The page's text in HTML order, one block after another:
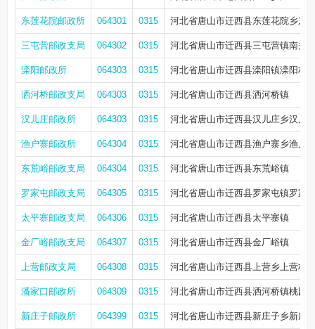
东莲花院邮政所 064301 0315 河北省唐山市迁西县东莲花院乡东
三屯营邮政支局 064302 0315 河北省唐山市迁西县三屯营镇南关
滦阳邮政所 064303 0315 河北省唐山市迁西县滦阳镇滦阳村
洒河桥邮政支局 064303 0315 河北省唐山市迁西县洒河桥镇
汉儿庄邮政所 064303 0315 河北省唐山市迁西县汉儿庄乡汉儿
渔户寨邮政所 064304 0315 河北省唐山市迁西县渔户寨乡渔户
东荒峪邮政支局 064304 0315 河北省唐山市迁西县东荒峪镇
罗家屯邮政支局 064305 0315 河北省唐山市迁西县罗家屯镇罗家
太平寨邮政支局 064306 0315 河北省唐山市迁西县太平寨镇
金厂峪邮政支局 064307 0315 河北省唐山市迁西县金厂峪镇
上营邮政支局 064308 0315 河北省唐山市迁西县上营乡上营村
潘家口邮政所 064309 0315 河北省唐山市迁西县洒河桥镇桃园
新庄子邮政所 064399 0315 河北省唐山市迁西县新庄子乡新庄